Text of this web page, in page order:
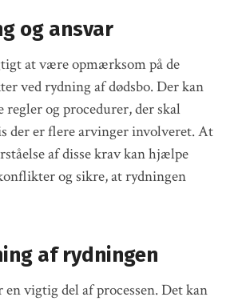
og ansvar
at være opmærksom på de
ved rydning af dødsbo. Der kan
og procedurer, der skal
der er flere arvinger involveret. At
af disse krav kan hjælpe
og sikre, at rydningen
af rydningen
vigtig del af processen. Det kan